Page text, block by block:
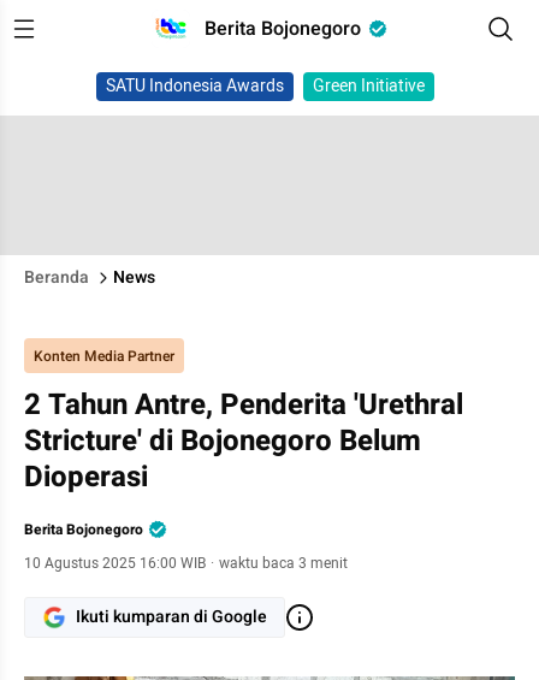
Berita Bojonegoro
SATU Indonesia Awards Green Initiative
Beranda News
Konten Media Partner
2 Tahun Antre, Penderita 'Urethral
Stricture' di Bojonegoro Belum
Dioperasi
Berita Bojonegoro
10 Agustus 2025 16:00 WIB · waktu baca 3 menit
Ikuti kumparan di Google